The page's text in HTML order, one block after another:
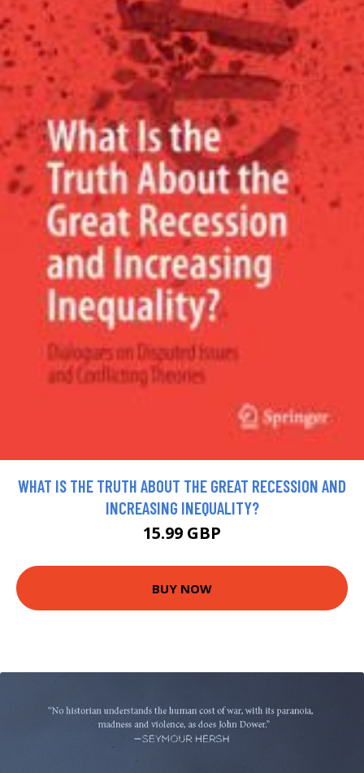
WHAT IS THE TRUTH ABOUT THE GREAT RECESSION AND
INCREASING INEQUALITY?
15.99 GBP
BUY NOW